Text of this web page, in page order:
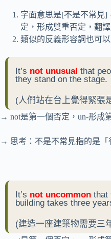
字面意思是[不是不常見]
定，形成雙重否定，翻
類似的反義形容詞也可
It’s not unusual that
they stand on the stage.
(人們站在台上覺得緊張
→ not是第一個否定，un-形成
→ 思考：不是不常見指的是「
It’s not uncommon that
building takes three
(建造一座建築物需要三